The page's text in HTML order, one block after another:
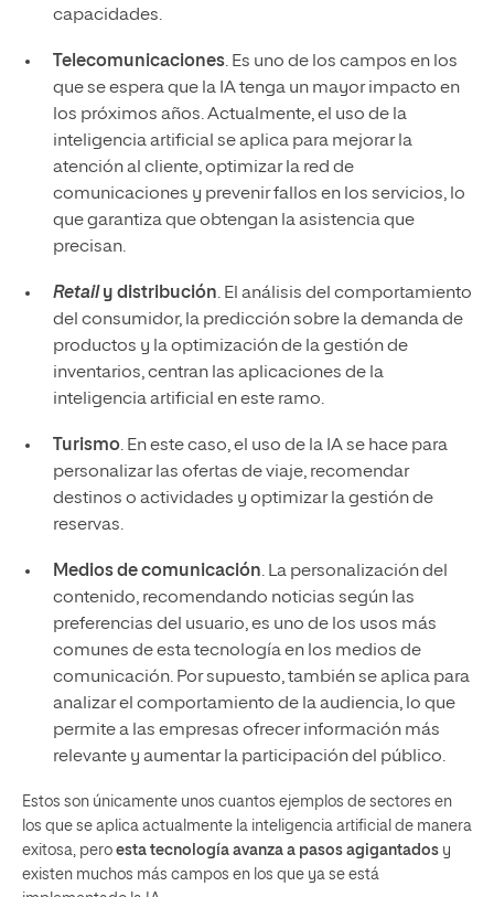
capacidades.
Telecomunicaciones. Es uno de los campos en los
que se espera que la IA tenga un mayor impacto en
los próximos años. Actualmente, el uso de la
inteligencia artificial se aplica para mejorar la
atención al cliente, optimizar la red de
comunicaciones y prevenir fallos en los servicios, lo
que garantiza que obtengan la asistencia que
precisan.
Retail y distribución. El análisis del comportamiento
del consumidor, la predicción sobre la demanda de
productos y la optimización de la gestión de
inventarios, centran las aplicaciones de la
inteligencia artificial en este ramo.
Turismo. En este caso, el uso de la IA se hace para
personalizar las ofertas de viaje, recomendar
destinos o actividades y optimizar la gestión de
reservas.
Medios de comunicación. La personalización del
contenido, recomendando noticias según las
preferencias del usuario, es uno de los usos más
comunes de esta tecnología en los medios de
comunicación. Por supuesto, también se aplica para
analizar el comportamiento de la audiencia, lo que
permite a las empresas ofrecer información más
relevante y aumentar la participación del público.
Estos son únicamente unos cuantos ejemplos de sectores en
los que se aplica actualmente la inteligencia artificial de manera
exitosa, pero esta tecnología avanza a pasos agigantados y
existen muchos más campos en los que ya se está